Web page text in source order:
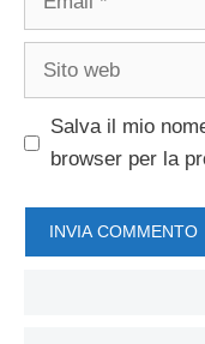
Sito
Salva il mio
browser per la